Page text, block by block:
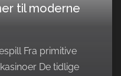
til moderne
Fra primitive
De tidlige